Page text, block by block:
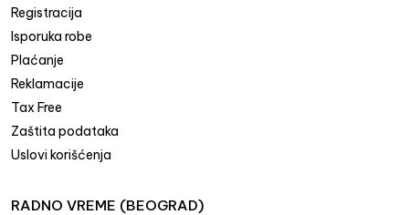
Registracija
Isporuka robe
Plaćanje
Reklamacije
Tax Free
Zaštita podataka
Uslovi korišćenja
RADNO VREME (BEOGRAD)